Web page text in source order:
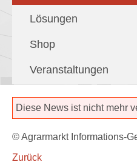
Lösungen
Shop
Veranstaltungen
Diese News ist nicht mehr
© Agrarmarkt Informations-
Zurück